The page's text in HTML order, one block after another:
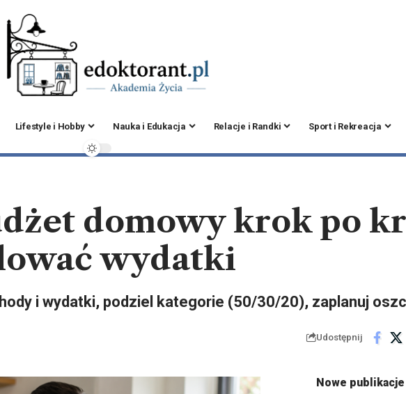
Lifestyle i Hobby Nauka i Edukacja Relacje i Randki Sport i Rekreacja
domowy krok po
wydatki
i wydatki, podziel kategorie (50/30/20), zaplanuj
Udostępnij
Nowe publikacje